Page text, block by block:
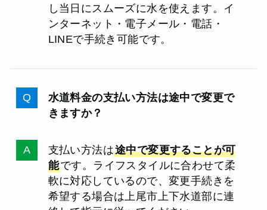
し当日にスムーズに水を使えます。イ
ンターネット・電子メール・電話・
LINEで手続き可能です。
水道料金の支払い方法は途中で変更で
きますか？
支払い方法は途中で変更することが可
能です。ライフスタイルに合わせて柔
軟に対応しているので、変更手続きを
希望する場合は上尾市上下水道部に連